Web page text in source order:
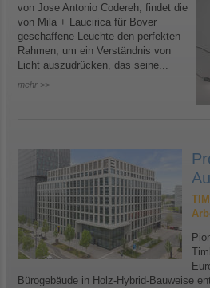
von Jose Antonio Codereh, findet die
von Mila + Laucirica für Bover
geschaffene Leuchte den perfekten
Rahmen, um ein Verständnis von
Licht auszudrücken, das seine...
mehr >>
Bürogebäude in Holz-Hybrid-Bauweise